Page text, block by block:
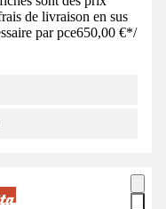
de livraison en sus
par pce650,00 €*/